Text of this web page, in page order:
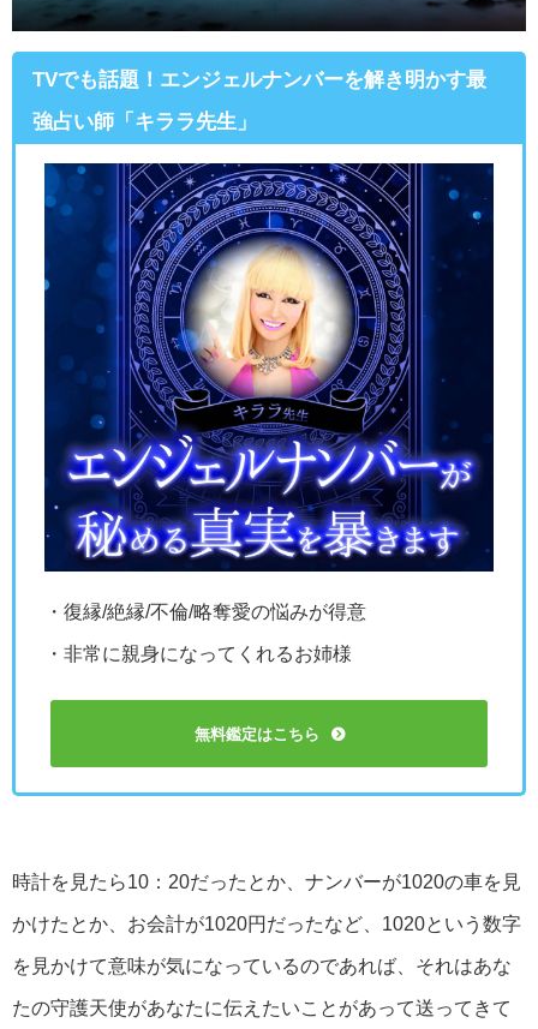
TVでも話題！エンジェルナンバーを解き明かす最
強占い師「キララ先生」
・復縁/絶縁/不倫/略奪愛の悩みが得意
・非常に親身になってくれるお姉様
無料鑑定はこちら
時計を見たら10：20だったとか、ナンバーが1020の車を見
かけたとか、お会計が1020円だったなど、1020という数字
を見かけて意味が気になっているのであれば、それはあな
たの守護天使があなたに伝えたいことがあって送ってきて